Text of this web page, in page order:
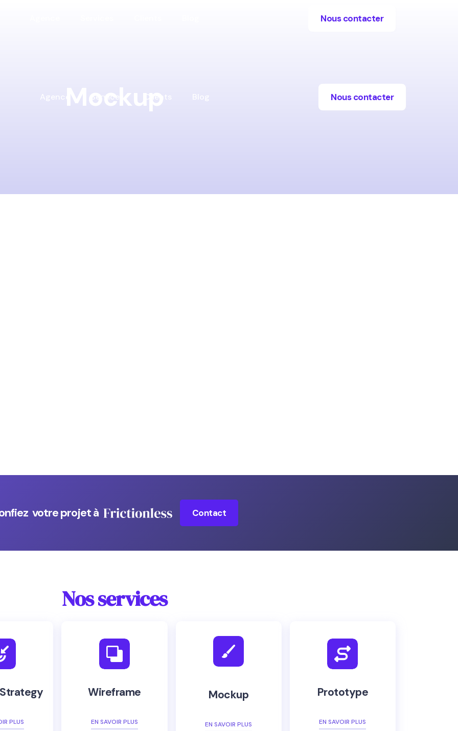
Nous contacter
Nous contacter
Mockup
votre projet à Contact
Nos services
PLUS
Wireframe
EN SAVOIR PLUS
Mockup
EN SAVOIR PLUS
Prototype
EN SAVOIR PLUS